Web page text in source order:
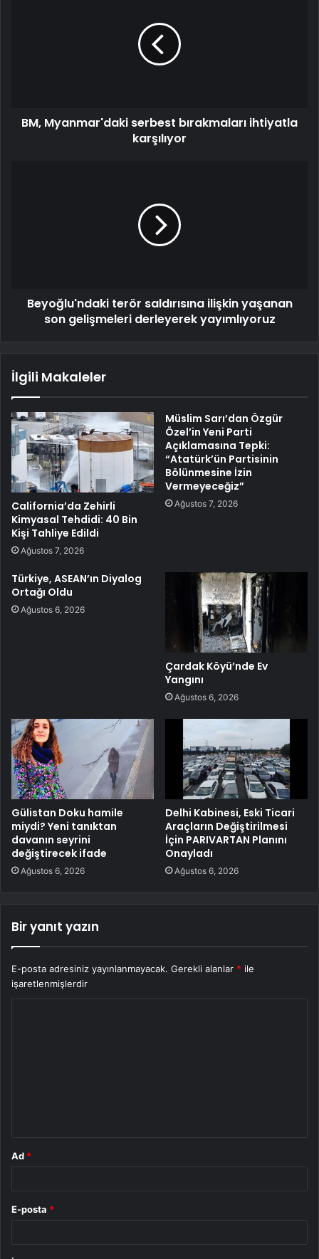
BM, Myanmar'daki serbest bırakmaları ihtiyatla
karşılıyor
Beyoğlu'ndaki terör saldırısına ilişkin yaşanan
son gelişmeleri derleyerek yayımlıyoruz
İlgili Makaleler
California’da Zehirli
Kimyasal Tehdidi: 40 Bin
Kişi Tahliye Edildi
Ağustos 7, 2026
Müslim Sarı’dan Özgür
Özel’in Yeni Parti
Açıklamasına Tepki:
“Atatürk’ün Partisinin
Bölünmesine İzin
Vermeyeceğiz”
Ağustos 7, 2026
Türkiye, ASEAN’ın Diyalog
Ortağı Oldu
Ağustos 6, 2026
Çardak Köyü’nde Ev
Yangını
Ağustos 6, 2026
Gülistan Doku hamile
miydi? Yeni tanıktan
davanın seyrini
değiştirecek ifade
Ağustos 6, 2026
Delhi Kabinesi, Eski Ticari
Araçların Değiştirilmesi
İçin PARIVARTAN Planını
Onayladı
Ağustos 6, 2026
Bir yanıt yazın
E-posta adresiniz yayınlanmayacak. Gerekli alanlar * ile
işaretlenmişlerdir
Ad *
E-posta *